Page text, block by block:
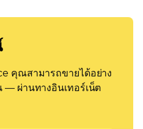
คุณสามารถขายได้อย่าง
— ผ่านทางอินเทอร์เน็ต